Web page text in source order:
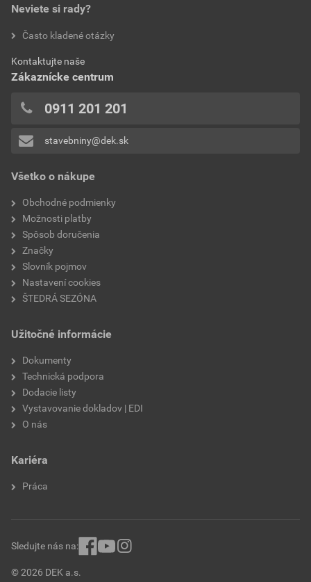
hodnotilo 0 užívateľov
Pridávať hodnotenie môže iba prihlásený užívateľ.
Všetko o nákupe
Obchodné podmienky
Možnosti platby
Spôsob doručenia
Značky
Slovník pojmov
Nastavení cookies
ŠTEDRÁ SEZÓNA
Užitočné informácie
Dokumenty
Technická podpora
Dodacie listy
Vystavovanie dokladov | EDI
O nás
Kariéra
Práca
Neviete si rady?
Často kladené otázky
Kontaktujte naše
Zákaznícke centrum
0911 201 201
stavebniny@dek.sk
© 2026 DEK a.s.
Sledujte nás na: